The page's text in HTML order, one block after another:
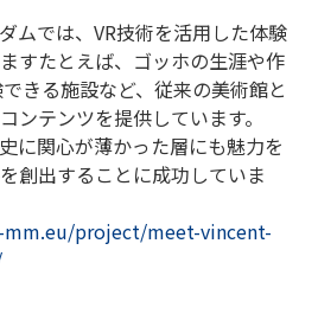
ムでは、VR技術を活用した体験
すたとえば、ゴッホの生涯や作
きる施設など、従来の美術館と
ンテンツを提供しています。
に関心が薄かった層にも魅力を
創出することに成功していま
project/meet-vincent-